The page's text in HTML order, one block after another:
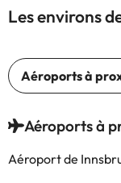
Les environs
Aéroports à
Aéroport de